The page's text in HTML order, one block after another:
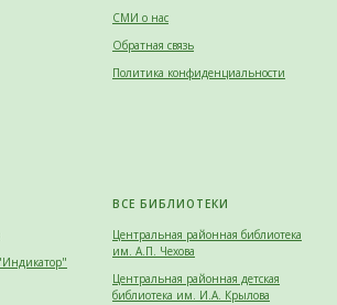
СМИ о нас
Обратная связь
Политика конфиденциальности
ВСЕ БИБЛИОТЕКИ
Центральная районная библиотека
им. А.П. Чехова
Центральная районная детская
библиотека им. И.А. Крылова